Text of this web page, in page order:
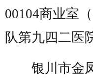
00104商业室
队第九四二医
银川市金